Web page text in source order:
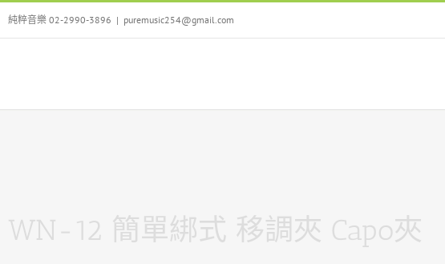
Skip
content
純粹音樂 02-2990-3896 | puremusic254@gmail.com
WN-12 簡單綁式 移調夾 Capo夾